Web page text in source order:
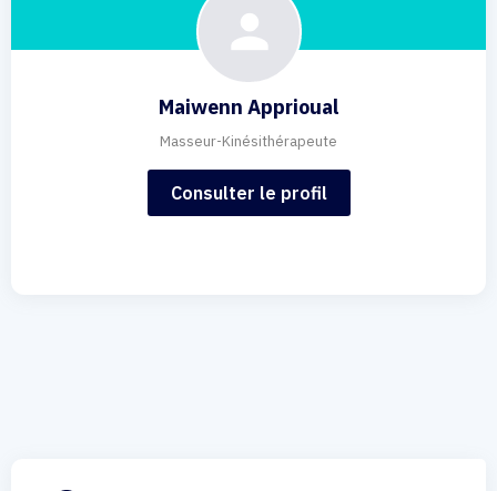
Maiwenn Apprioual
Masseur-Kinésithérapeute
Consulter le profil